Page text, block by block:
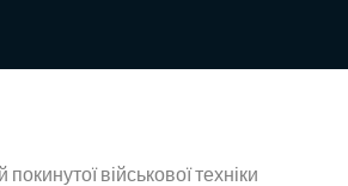
військової техніки